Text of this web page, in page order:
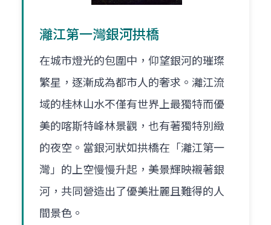
灕江第一灣銀河拱橋
在城市燈光的包圍中，仰望銀河的璀璨
繁星，逐漸成為都市人的奢求。灕江流
域的桂林山水不僅有世界上最獨特而優
美的喀斯特峰林景觀，也有著獨特別緻
的夜空。當銀河狀如拱橋在「灕江第一
灣」的上空慢慢升起，美景輝映襯著銀
河，共同營造出了優美壯麗且難得的人
間景色。